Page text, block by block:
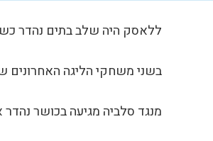
ללאסק היה שלב בתים נהדר
בשני משחקי הליגה
מנגד סלביה מגיעה בכושר נהדר